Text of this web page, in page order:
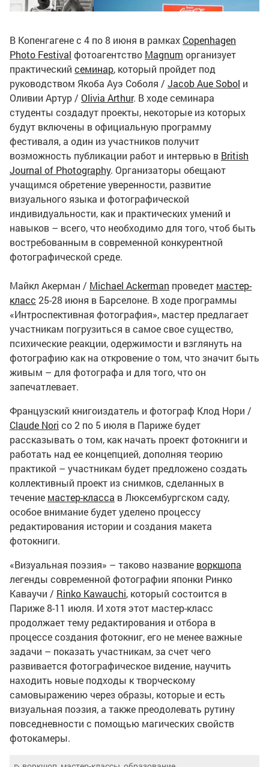
© Claude Nori
© Claude Nori
В Копенгагене с 4 по 8 июня в рамках Copenhagen
Photo Festival фотоагентство Magnum организует
практический семинар, который пройдет под
руководством Якоба Ауэ Соболя / Jacob Aue Sobol и
Оливии Артур / Olivia Arthur. В ходе семинара
студенты создадут проекты, некоторые из которых
будут включены в официальную программу
фестиваля, а один из участников получит
возможность публикации работ и интервью в British
Journal of Photography. Организаторы обещают
учащимся обретение уверенности, развитие
визуального языка и фотографической
индивидуальности, как и практических умений и
навыков – всего, что необходимо для того, чтоб быть
востребованным в современной конкурентной
фотографической среде.
Майкл Акерман / Michael Ackerman проведет мастер-
класс 25-28 июня в Барселоне. В ходе программы
«Интроспективная фотография», мастер предлагает
участникам погрузиться в самое свое существо,
психические реакции, одержимости и взглянуть на
фотографию как на откровение о том, что значит быть
живым – для фотографа и для того, что он
запечатлевает.
Французский книгоиздатель и фотограф Клод Нори /
Claude Nori со 2 по 5 июля в Париже будет
рассказывать о том, как начать проект фотокниги и
работать над ее концепцией, дополняя теорию
практикой – участникам будет предложено создать
коллективный проект из снимков, сделанных в
течение мастер-класса в Люксембургском саду,
особое внимание будет уделено процессу
редактирования истории и создания макета
фотокниги.
«Визуальная поэзия» – таково название воркшопа
легенды современной фотографии японки Ринко
Каваучи / Rinko Kawauchi, который состоится в
Париже 8-11 июля. И хотя этот мастер-класс
продолжает тему редактирования и отбора в
процессе создания фотокниг, его не менее важные
задачи – показать участникам, за счет чего
развивается фотографическое видение, научить
находить новые подходы к творческому
самовыражению через образы, которые и есть
визуальная поэзия, а также преодолевать рутину
повседневности с помощью магических свойств
фотокамеры.